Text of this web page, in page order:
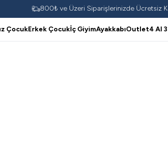
800₺ ve Üzeri Siparişlerinizde Ücretsiz
ÇocukErkek Çocukİç GiyimAyakkabıOutlet4 Al